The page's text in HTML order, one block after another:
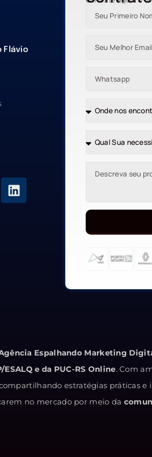
Flávio
Espalhando Marketing
e da PUC-RS Online. Com
estratégias práticas e
no mercado por meio da